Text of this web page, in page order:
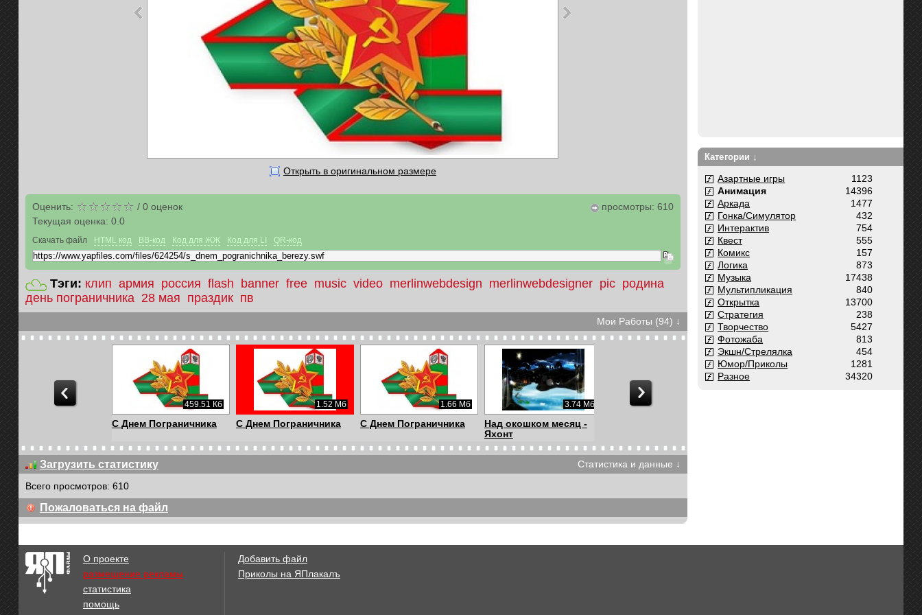
Открыть в оригинальном размере
Оценить: / 0оценок
Текущая оценка: 0.0
просмотры: 610
Скачать файл HTML код BB-код Код для ЖЖ Код для LI QR-код
Тэги: клип армия россия flash banner free music video merlinwebdesign merlinwebdesigner pic родина
день пограничника 28 мая праздик пв
Мои Работы (94) ↓
433.66 Кб 459.51 Кб
С Днем Пограничника
1.52 Мб
С Днем Пограничника
1.66 Мб
С Днем Пограничника
3.74 Мб
Над окошком месяц -
Яхонт
Загрузить статистику
Статистика и данные ↓
Всего просмотров: 610
Пожаловаться на файл
Категории ↓
1123
Азартные игры
14396
Анимация
1477
Аркада
432
Гонка/Симулятор
754
Интерактив
555
Квест
157
Комикс
873
Логика
17438
Музыка
840
Мультипликация
13700
Открытка
238
Стратегия
5427
Творчество
813
Фотожаба
454
Экшн/Стрелялка
1281
Юмор/Приколы
34320
Разное
О проекте
размещение рекламы
статистика
помощь
Добавить файл
Приколы на ЯПлакалъ